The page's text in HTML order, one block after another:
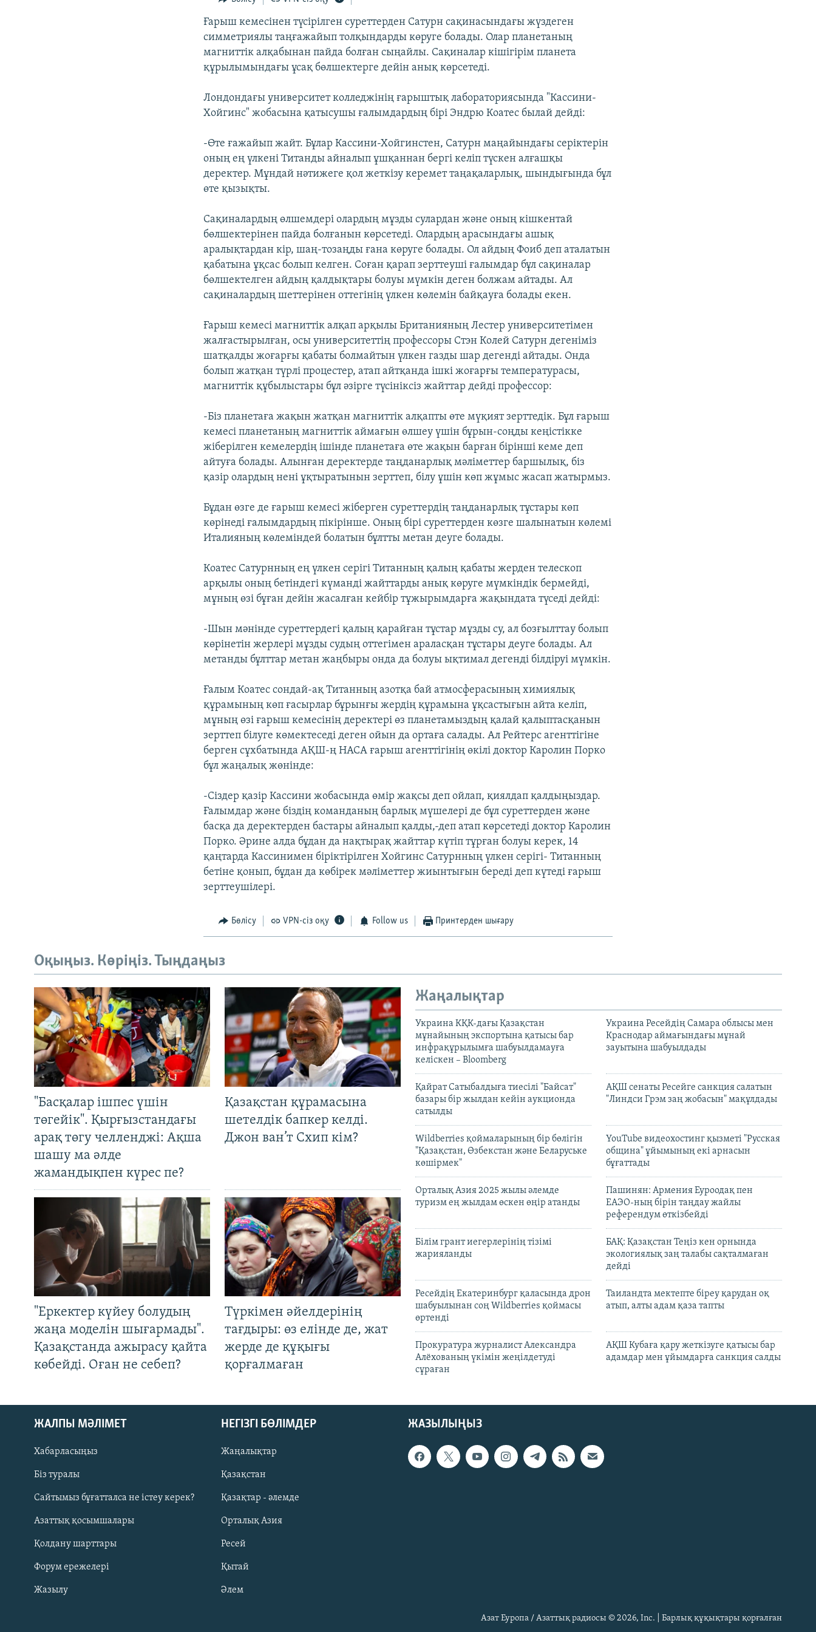
Русский
ЖАЗЫЛЫҢЫЗ
Ғарыш кемесінен түсірілген суреттерден Сатурн сақинасындағы жүздеген
симметриялы таңғажайып толқындарды көруге болады. Олар планетаның
магниттік алқабынан пайда болған сыңайлы. Сақиналар кішігірім планета
құрылымындағы ұсақ бөлшектерге дейін анық көрсетеді.
Лондондағы университет колледжінің ғарыштық лабораториясында "Кассини-
Хойгинс" жобасына қатысушы ғалымдардың бірі Эндрю Коатес былай дейді:
-Өте ғажайып жайт. Бұлар Кассини-Хойгинстен, Сатурн маңайындағы серіктерін
оның ең үлкені Титанды айналып ұшқаннан бергі келіп түскен алғашқы
деректер. Мұндай нәтижеге қол жеткізу керемет таңақаларлық, шындығында бұл
өте қызықты.
Сақиналардың өлшемдері олардың мұзды сулардан және оның кішкентай
бөлшектерінен пайда болғанын көрсетеді. Олардың арасындағы ашық
аралықтардан кір, шаң-тозаңды ғана көруге болады. Ол айдың Фоиб деп аталатын
қабатына ұқсас болып келген. Соған қарап зерттеуші ғалымдар бұл сақиналар
бөлшектелген айдың қалдықтары болуы мүмкін деген болжам айтады. Ал
сақиналардың шеттерінен оттегінің үлкен көлемін байқауға болады екен.
Ғарыш кемесі магниттік алқап арқылы Британияның Лестер университетімен
жалғастырылған, осы университеттің профессоры Стэн Колей Сатурн дегеніміз
шатқалды жоғарғы қабаты болмайтын үлкен газды шар дегенді айтады. Онда
болып жатқан түрлі процестер, атап айтқанда ішкі жоғарғы температурасы,
магниттік құбылыстары бұл әзірге түсініксіз жайттар дейді профессор:
-Біз планетаға жақын жатқан магниттік алқапты өте мүқият зерттедік. Бұл ғарыш
кемесі планетаның магниттік аймағын өлшеу үшін бұрын-соңды кеңістікке
жіберілген кемелердің ішінде планетаға өте жақын барған бірінші кеме деп
айтуға болады. Алынған деректерде таңданарлық мәліметтер баршылық, біз
қазір олардың нені ұқтыратынын зерттеп, білу ұшін көп жұмыс жасап жатырмыз.
Бұдан өзге де ғарыш кемесі жіберген суреттердің таңданарлық тұстары көп
көрінеді ғалымдардың пікірінше. Оның бірі суреттерден көзге шалынатын көлемі
Италияның көлеміндей болатын бұлтты метан деуге болады.
Коатес Сатурнның ең үлкен серігі Титанның қалың қабаты жерден телескоп
арқылы оның бетіндегі күманді жайттарды анық көруге мүмкіндік бермейді,
мұның өзі бұған дейін жасалған кейбір тұжырымдарға жақындата түседі дейді:
-Шын мәнінде суреттердегі қалың қарайған тұстар мұзды су, ал бозғылттау болып
көрінетін жерлері мұзды судың оттегімен араласқан тұстары деуге болады. Ал
метанды бұлттар метан жаңбыры онда да болуы ықтимал дегенді білдіруі мүмкін.
Ғалым Коатес сондай-ақ Титанның азотқа бай атмосферасының химиялық
құрамының көп ғасырлар бұрынғы жердің құрамына ұқсастығын айта келіп,
мұның өзі ғарыш кемесінің деректері өз планетамыздың қалай қалыптасқанын
зерттеп білуге көмектеседі деген ойын да ортаға салады. Ал Рейтерс агенттігіне
берген сұхбатында АҚШ-ң НАСА ғарыш агенттігінің өкілі доктор Каролин Порко
бұл жаңалық жөнінде:
-Сіздер қазір Кассини жобасында өмір жақсы деп ойлап, қиялдап қалдыңыздар.
Ғалымдар және біздің команданың барлық мүшелері де бұл суреттерден және
басқа да деректерден бастары айналып қалды,-деп атап көрсетеді доктор Каролин
Порко. Әрине алда бұдан да нақтырақ жайттар күтіп тұрған болуы керек, 14
қаңтарда Кассинимен біріктірілген Хойгинс Сатурнның үлкен серігі- Титанның
бетіне қонып, бұдан да көбірек мәліметтер жиынтығын береді деп күтеді ғарыш
зерттеушілері.
Бөлісу VPN-сіз оқу Follow us Принтерден шығару
Оқыңыз. Көріңіз. Тыңдаңыз
"Басқалар ішпес үшін
төгейік". Қырғызстандағы
арақ төгу челленджі: Ақша
шашу ма әлде
жамандықпен күрес пе?
Қазақстан құрамасына
шетелдік бапкер келді.
Джон ван’т Схип кім?
"Еркектер күйеу болудың
жаңа моделін шығармады".
Қазақстанда ажырасу қайта
көбейді. Оған не себеп?
Түркімен әйелдерінің
тағдыры: өз елінде де, жат
жерде де құқығы
қорғалмаған
Жаңалықтар
Украина КҚК-дағы Қазақстан
мұнайының экспортына қатысы бар
инфрақұрылымға шабуылдамауға
келіскен – Bloomberg
Украина Ресейдің Самара облысы мен
Краснодар аймағындағы мұнай
зауытына шабуылдады
Қайрат Сатыбалдыға тиесілі "Байсат"
базары бір жылдан кейін аукционда
сатылды
АҚШ сенаты Ресейге санкция салатын
"Линдси Грэм заң жобасын" мақұлдады
Wildberries қоймаларының бір бөлігін
"Қазақстан, Өзбекстан және Беларуське
көшірмек"
YouTube видеохостинг қызметі "Русская
община" ұйымының екі арнасын
бұғаттады
Орталық Азия 2025 жылы әлемде
туризм ең жылдам өскен өңір атанды
Пашинян: Армения Еуроодақ пен
ЕАЭО-ның бірін таңдау жайлы
референдум өткізбейді
Білім грант иегерлерінің тізімі
жарияланды
БАҚ: Қазақстан Теңіз кен орнында
экологиялық заң талабы сақталмаған
дейді
Ресейдің Екатеринбург қаласында дрон
шабуылынан соң Wildberries қоймасы
өртенді
Таиландта мектепте біреу қарудан оқ
атып, алты адам қаза тапты
Прокуратура журналист Александра
Алёхованың үкімін жеңілдетуді
сұраған
АҚШ Кубаға қару жеткізуге қатысы бар
адамдар мен ұйымдарға санкция салды
ЖАЗЫЛЫҢЫЗ
ЖАЛПЫ МӘЛІМЕТ
Хабарласыңыз
Біз туралы
Сайтымыз бұғатталса не істеу керек?
Азаттық қосымшалары
Қолдану шарттары
Форум ережелері
Жазылу
НЕГІЗГІ БӨЛІМДЕР
Жаңалықтар
Қазақстан
Қазақтар - әлемде
Орталық Азия
Ресей
Қытай
Әлем
Азат Еуропа / Азаттық радиосы © 2026, Inc. | Барлық құқықтары қорғалған